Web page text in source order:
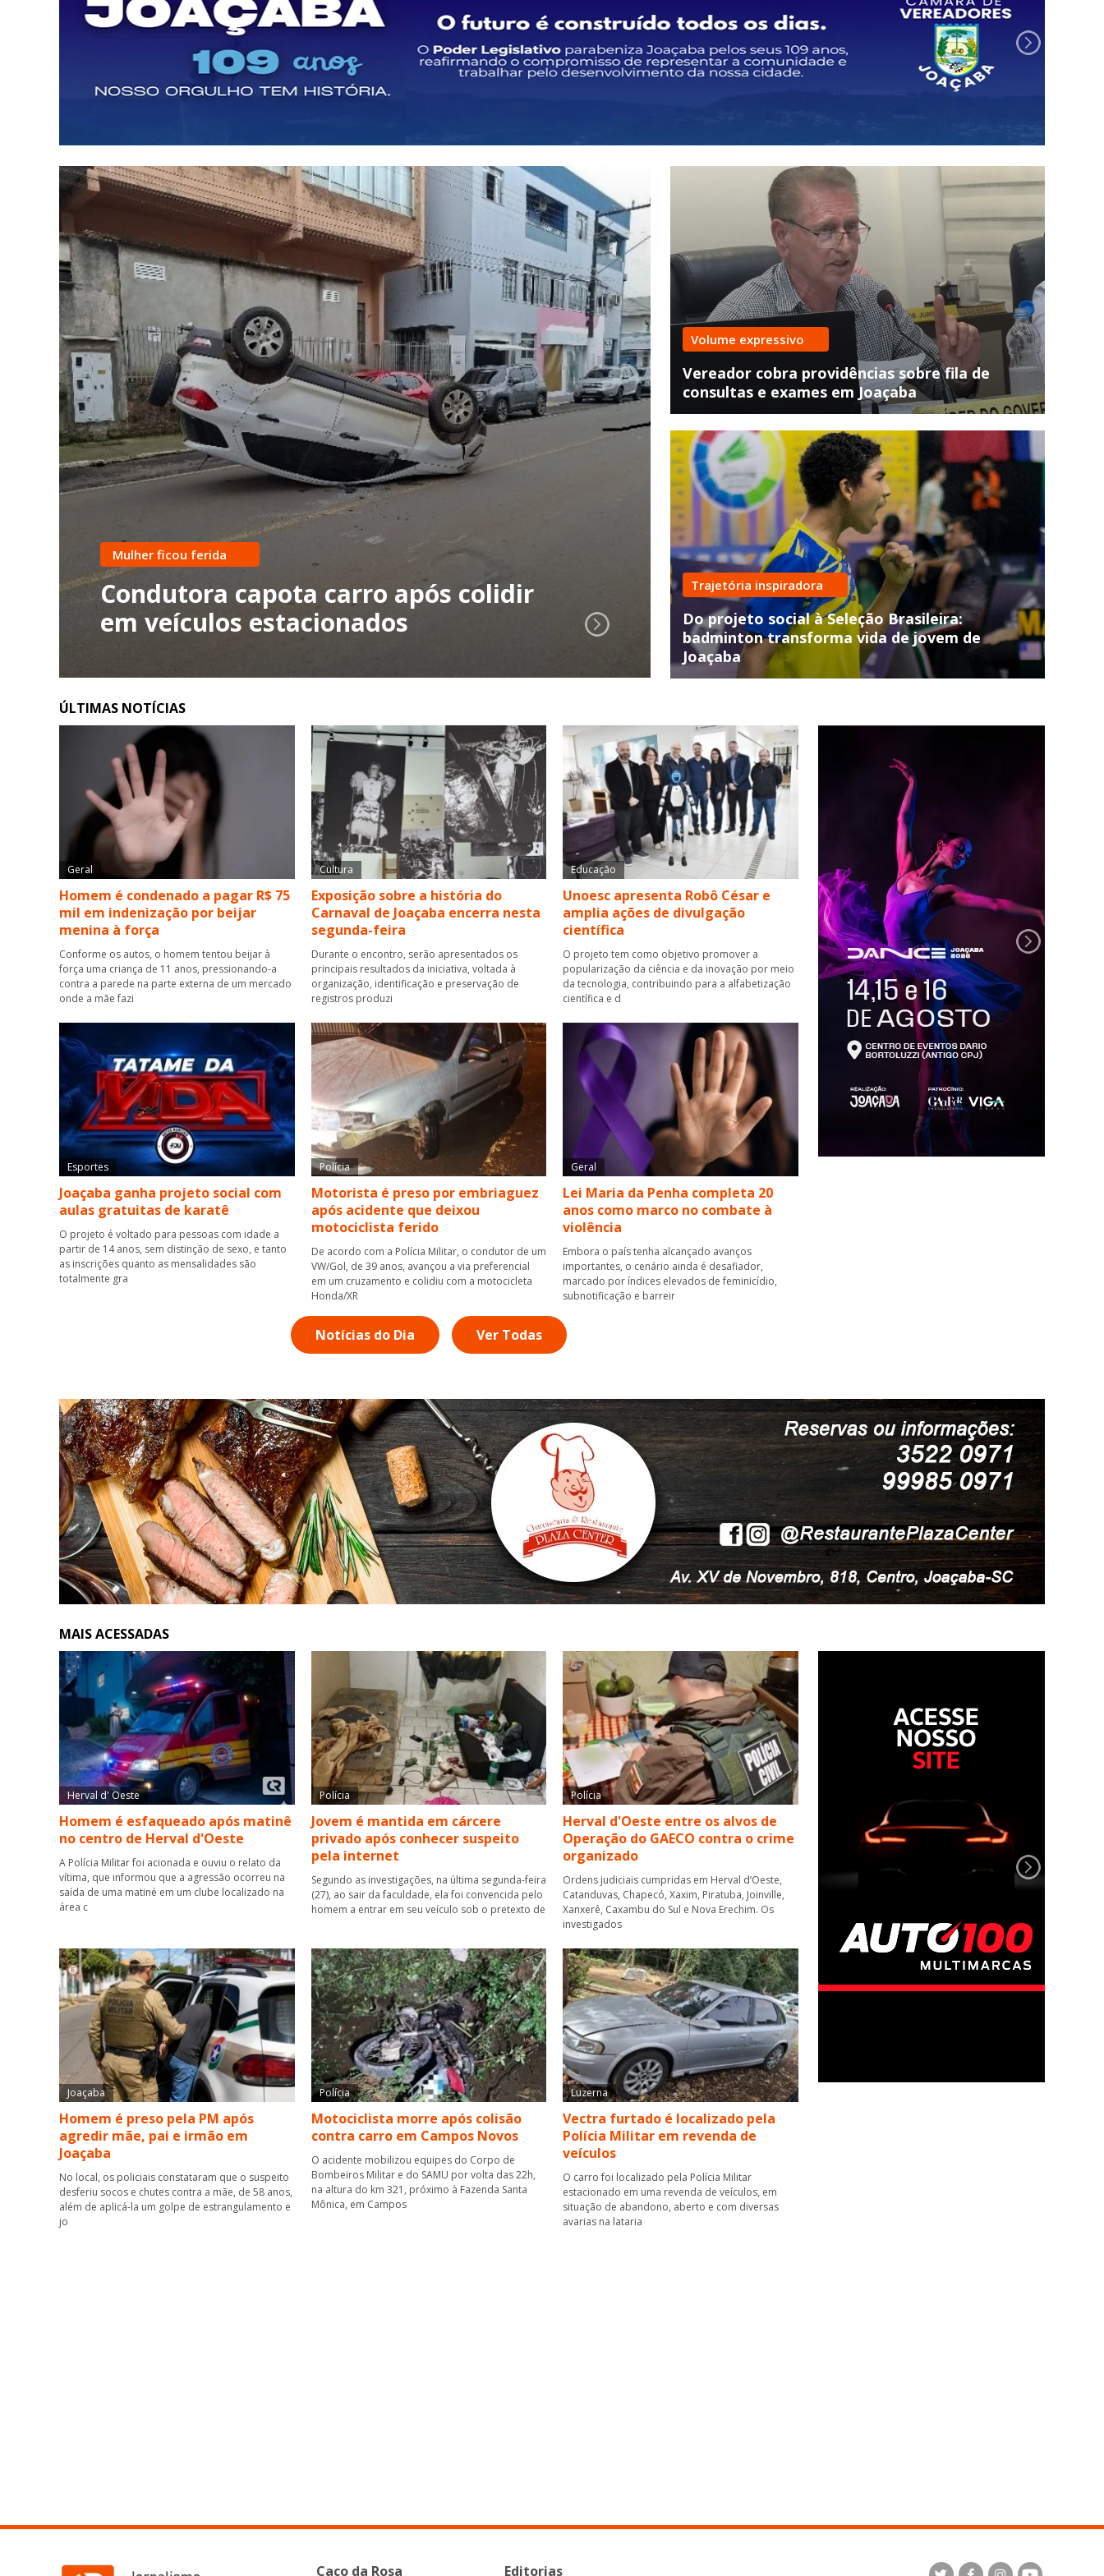
Mulher ficou ferida
Condutora capota carro após colidir
em veículos estacionados
Resgatadas pelos Bombeiros
Carro com duas pessoas cai no
Tigre em Joaçaba
Volume expressivo
Vereador cobra providências sobre fila de
consultas e exames em Joaçaba
Trajetória inspiradora
Do projeto social à Seleção Brasileira:
badminton transforma vida de jovem de
Joaçaba
ÚLTIMAS NOTÍCIAS
Geral
Homem é condenado a pagar R$ 75
mil em indenização por beijar
menina à força
Conforme os autos, o homem tentou beijar à
força uma criança de 11 anos, pressionando-a
contra a parede na parte externa de um mercado
onde a mãe fazi
Cultura
Exposição sobre a história do
Carnaval de Joaçaba encerra nesta
segunda-feira
Durante o encontro, serão apresentados os
principais resultados da iniciativa, voltada à
organização, identificação e preservação de
registros produzi
Educação
Unoesc apresenta Robô César e
amplia ações de divulgação
científica
O projeto tem como objetivo promover a
popularização da ciência e da inovação por meio
da tecnologia, contribuindo para a alfabetização
científica e d
Esportes
Joaçaba ganha projeto social com
aulas gratuitas de karatê
O projeto é voltado para pessoas com idade a
partir de 14 anos, sem distinção de sexo, e tanto
as inscrições quanto as mensalidades são
totalmente gra
Polícia
Motorista é preso por embriaguez
após acidente que deixou
motociclista ferido
De acordo com a Polícia Militar, o condutor de um
VW/Gol, de 39 anos, avançou a via preferencial
em um cruzamento e colidiu com a motocicleta
Honda/XR
Geral
Lei Maria da Penha completa 20
anos como marco no combate à
violência
Embora o país tenha alcançado avanços
importantes, o cenário ainda é desafiador,
marcado por índices elevados de feminicídio,
subnotificação e barreir
Notícias do Dia Ver Todas
MAIS ACESSADAS
Herval d' Oeste
Homem é esfaqueado após matinê
no centro de Herval d'Oeste
A Polícia Militar foi acionada e ouviu o relato da
vítima, que informou que a agressão ocorreu na
saída de uma matiné em um clube localizado na
área c
Polícia
Jovem é mantida em cárcere
privado após conhecer suspeito
pela internet
Segundo as investigações, na última segunda-feira
(27), ao sair da faculdade, ela foi convencida pelo
homem a entrar em seu veículo sob o pretexto de
Polícia
Herval d'Oeste entre os alvos de
Operação do GAECO contra o crime
organizado
Ordens judiciais cumpridas em Herval d’Oeste,
Catanduvas, Chapecó, Xaxim, Piratuba, Joinville,
Xanxerê, Caxambu do Sul e Nova Erechim. Os
investigados
Joaçaba
Homem é preso pela PM após
agredir mãe, pai e irmão em
Joaçaba
No local, os policiais constataram que o suspeito
desferiu socos e chutes contra a mãe, de 58 anos,
além de aplicá-la um golpe de estrangulamento e
jo
Polícia
Motociclista morre após colisão
contra carro em Campos Novos
O acidente mobilizou equipes do Corpo de
Bombeiros Militar e do SAMU por volta das 22h,
na altura do km 321, próximo à Fazenda Santa
Mônica, em Campos
Luzerna
Vectra furtado é localizado pela
Polícia Militar em revenda de
veículos
O carro foi localizado pela Polícia Militar
estacionado em uma revenda de veículos, em
situação de abandono, aberto e com diversas
avarias na lataria
Caco da Rosa Editorias